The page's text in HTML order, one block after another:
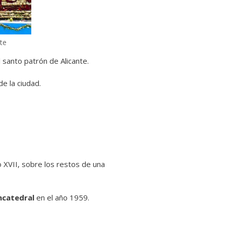
patrón de Alicante.
la ciudad.
sobre los restos de una
en el año 1959.